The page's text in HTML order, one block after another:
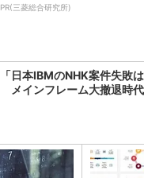
PR(三菱総合研究所)
「日本IBMのNHK案件失敗
メインフレーム大撤退時